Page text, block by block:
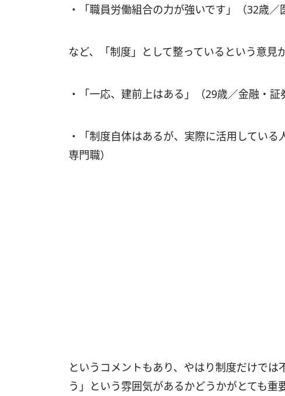
・「職員労働組合の力が強いです」（32歳／
など、「制度」として整っているという意見
・「一応、建前上はある」（29歳／金融・証
・「制度自体はあるが、実際に活用してい
専門職）
というコメントもあり、やはり制度だけで
う」という雰囲気があるかどうかがとても重